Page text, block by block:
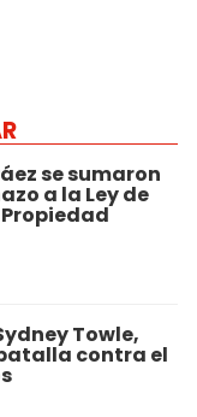
se sumaron
a la Ley de
Towle,
contra el